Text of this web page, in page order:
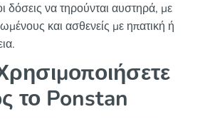
δόσεις να τηρούνται αυστηρά, με
και ασθενείς με ηπατική ή
το Ponstan